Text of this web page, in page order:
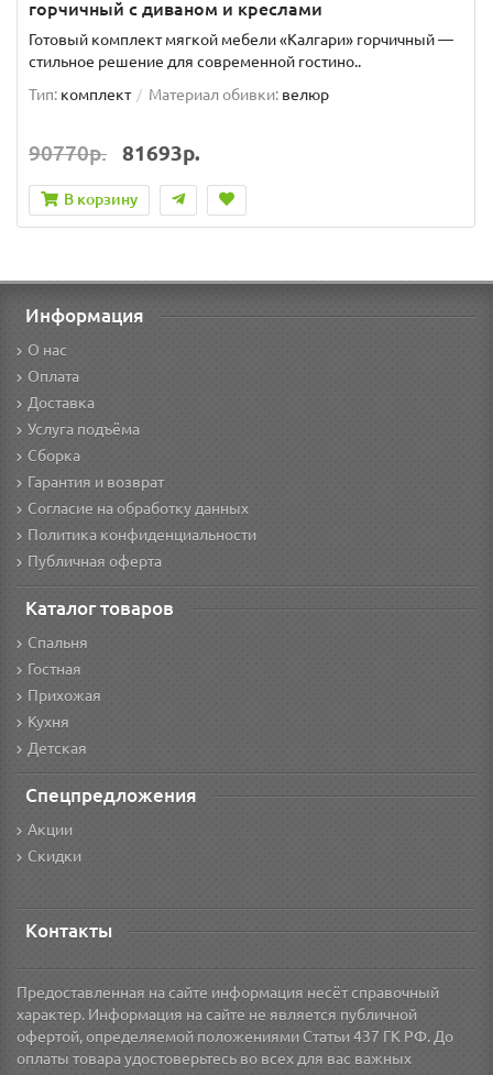
горчичный с диваном и креслами
Готовый комплект мягкой мебели «Калгари» горчичный —
стильное решение для современной гостино..
Тип: комплект Материал обивки: велюр
90770р. 81693р.
В корзину
Информация
О нас
Оплата
Доставка
Услуга подъёма
Сборка
Гарантия и возврат
Согласие на обработку данных
Политика конфиденциальности
Публичная оферта
Каталог товаров
Спальня
Гостная
Прихожая
Кухня
Детская
Спецпредложения
Акции
Скидки
Контакты
Предоставленная на сайте информация несёт справочный
характер. Информация на сайте не является публичной
офертой, определяемой положениями Статьи 437 ГК РФ. До
оплаты товара удостоверьтесь во всех для вас важных